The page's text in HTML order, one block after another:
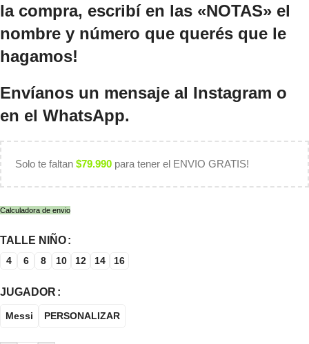
la compra, escribí en las «NOTAS» el
nombre y número que querés que le
hagamos!
Envíanos un mensaje al Instagram o
en el WhatsApp.
Solo te faltan $79.990 para tener el ENVIO GRATIS!
Calculadora de envio
TALLE NIÑO
4 6 8 10 12 14 16
JUGADOR
Messi PERSONALIZAR